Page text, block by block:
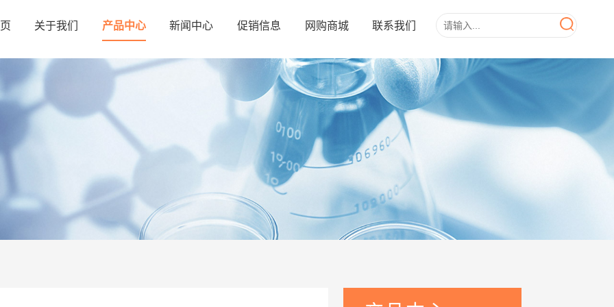
关于我们 产品中心 新闻中心 促销信息 网购商城 联系我们